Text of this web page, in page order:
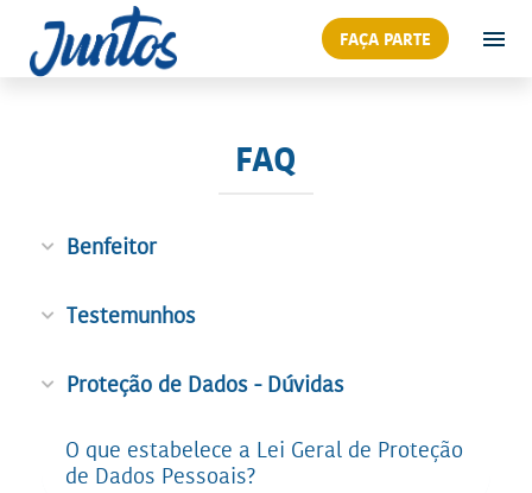
FAÇA PARTE
FAQ
Benfeitor
Testemunhos
Proteção de Dados - Dúvidas
O que estabelece a Lei Geral de Proteção
de Dados Pessoais?